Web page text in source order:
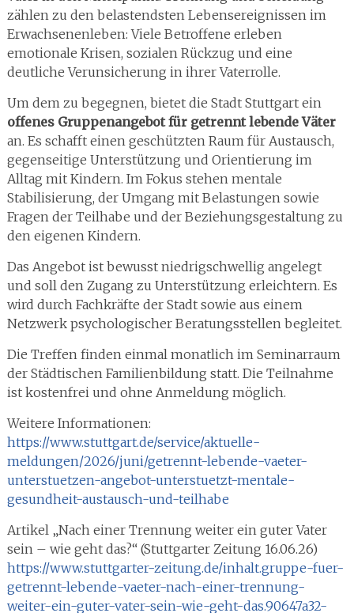
zählen zu den belastendsten Lebensereignissen im
Erwachsenenleben: Viele Betroffene erleben
emotionale Krisen, sozialen Rückzug und eine
deutliche Verunsicherung in ihrer Vaterrolle.
Um dem zu begegnen, bietet die Stadt Stuttgart ein
offenes Gruppenangebot für getrennt lebende Väter
an. Es schafft einen geschützten Raum für Austausch,
gegenseitige Unterstützung und Orientierung im
Alltag mit Kindern. Im Fokus stehen mentale
Stabilisierung, der Umgang mit Belastungen sowie
Fragen der Teilhabe und der Beziehungsgestaltung zu
den eigenen Kindern.
Das Angebot ist bewusst niedrigschwellig angelegt
und soll den Zugang zu Unterstützung erleichtern. Es
wird durch Fachkräfte der Stadt sowie aus einem
Netzwerk psychologischer Beratungsstellen begleitet.
Die Treffen finden einmal monatlich im Seminarraum
der Städtischen Familienbildung statt. Die Teilnahme
ist kostenfrei und ohne Anmeldung möglich.
Weitere Informationen:
https://www.stuttgart.de/service/aktuelle-
meldungen/2026/juni/getrennt-lebende-vaeter-
unterstuetzen-angebot-unterstuetzt-mentale-
gesundheit-austausch-und-teilhabe
Artikel „Nach einer Trennung weiter ein guter Vater
sein – wie geht das?“ (Stuttgarter Zeitung 16.06.26)
https://www.stuttgarter-zeitung.de/inhalt.gruppe-fuer-
getrennt-lebende-vaeter-nach-einer-trennung-
weiter-ein-guter-vater-sein-wie-geht-das.90647a32-